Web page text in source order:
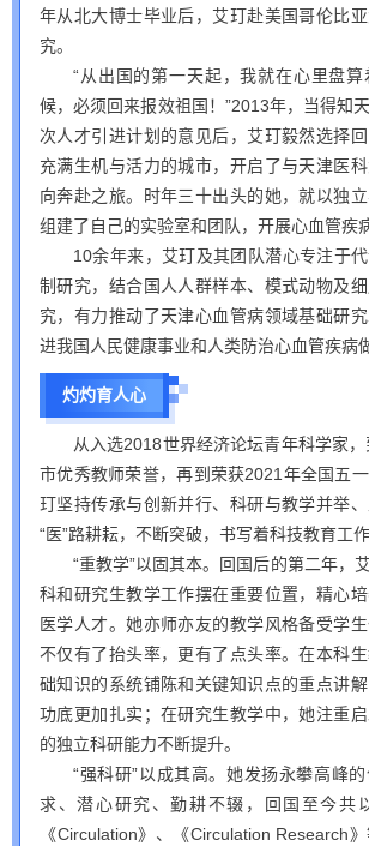
年从北大博士毕业后，艾玎赴美国哥伦比
究。
“从出国的第一天起，我就在心里盘
候，必须回来报效祖国！”2013年，当得知
次人才引进计划的意见后，艾玎毅然选择
充满生机与活力的城市，开启了与天津医
向奔赴之旅。时年三十出头的她，就以独
组建了自己的实验室和团队，开展心血管疾
10余年来，艾玎及其团队潜心专注于
制研究，结合国人人群样本、模式动物及
究，有力推动了天津心血管病领域基础研
进我国人民健康事业和人类防治心血管疾病
灼灼育人心
从入选2018世界经济论坛青年科学家
市优秀教师荣誉，再到荣获2021年全国五
玎坚持传承与创新并行、科研与教学并举、
“医”路耕耘，不断突破，书写着科技教育工
“重教学”以固其本。回国后的第二年，
科和研究生教学工作摆在重要位置，精心
医学人才。她亦师亦友的教学风格备受学
不仅有了抬头率，更有了点头率。在本科
础知识的系统铺陈和关键知识点的重点讲
功底更加扎实；在研究生教学中，她注重
的独立科研能力不断提升。
“强科研”以成其高。她发扬永攀高峰
求、潜心研究、勤耕不辍，回国至今共
《Circulation》、《Circulation Research